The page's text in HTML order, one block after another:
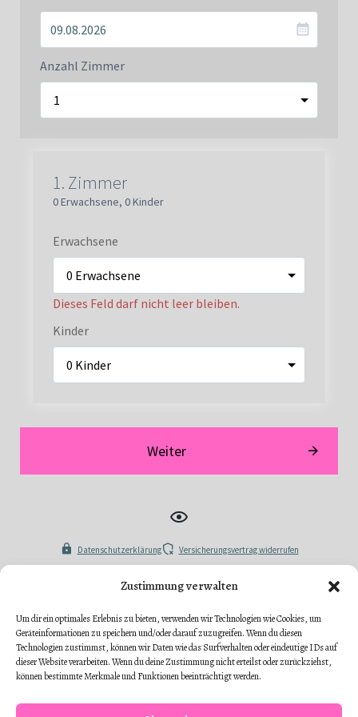
Zustimmung verwalten
Um dir ein optimales Erlebnis zu bieten, verwenden wir Technologien wie Cookies, um
Geräteinformationen zu speichern und/oder darauf zuzugreifen. Wenn du diesen
Technologien zustimmst, können wir Daten wie das Surfverhalten oder eindeutige IDs auf
dieser Website verarbeiten. Wenn du deine Zustimmung nicht erteilst oder zurückziehst,
können bestimmte Merkmale und Funktionen beeinträchtigt werden.